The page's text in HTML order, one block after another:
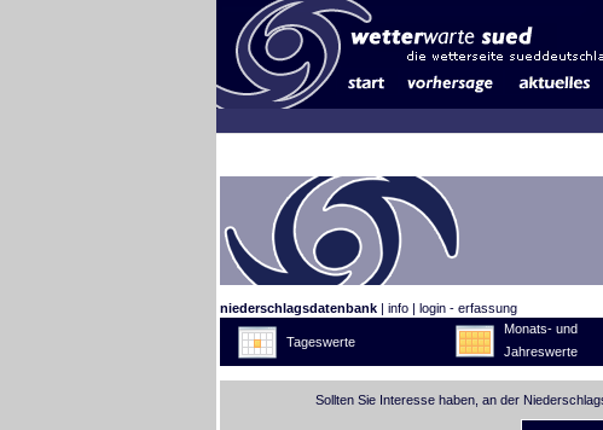
niederschlagsdatenbank| info| login - erfassung
Tageswerte
Monats- und
Jahreswerte
Sollten Sie Interesse haben, an der